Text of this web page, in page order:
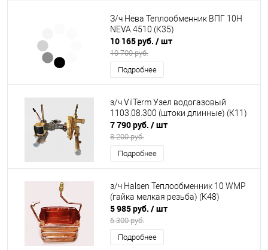
З/ч Нева Теплообменник ВПГ 10Н
NEVA 4510 (К35)
10 165 руб. / шт
10 700 руб.
Подробнее
з/ч VilTerm Узел водогазовый
1103.08.300 (штоки длинные) (К11)
7 790 руб. / шт
8 200 руб.
Подробнее
з/ч Halsen Теплообменник 10 WMP
(гайка мелкая резьба) (К48)
5 985 руб. / шт
6 300 руб.
Подробнее